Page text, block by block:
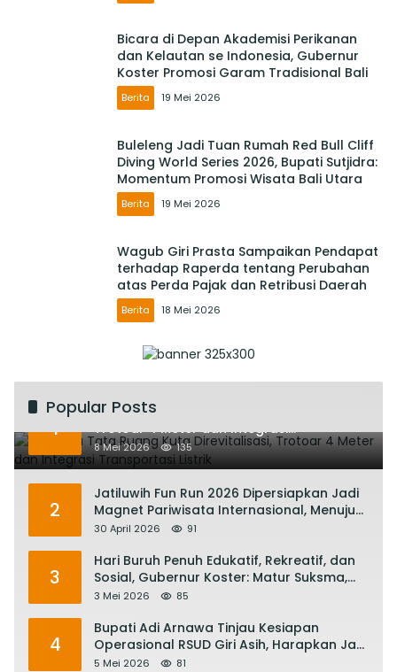
Bicara di Depan Akademisi Perikanan
dan Kelautan se Indonesia, Gubernur
Koster Promosi Garam Tradisional Bali
Berita 19 Mei 2026
Buleleng Jadi Tuan Rumah Red Bull Cliff
Diving World Series 2026, Bupati Sutjidra:
Momentum Promosi Wisata Bali Utara
Berita 19 Mei 2026
Wagub Giri Prasta Sampaikan Pendapat
terhadap Raperda tentang Perubahan
atas Perda Pajak dan Retribusi Daerah
Berita 18 Mei 2026
Popular Posts
1
Rencana Tata Ruang Kuta Direvitalisasi,
Trotoar 4 Meter dan Integrasi
Transportasi Listrik
8 Mei 2026 135
2
Jatiluwih Fun Run 2026 Dipersiapkan Jadi
Magnet Pariwisata Internasional, Menuju
Satu Abad Pariwisata Bali
30 April 2026 91
3
Hari Buruh Penuh Edukatif, Rekreatif, dan
Sosial, Gubernur Koster: Matur Suksma,
Keringat Pekerja Mesin Ekonomi Bali
3 Mei 2026 85
4
Bupati Adi Arnawa Tinjau Kesiapan
Operasional RSUD Giri Asih, Harapkan Jadi
RS Rujukan Terbaik
5 Mei 2026 81